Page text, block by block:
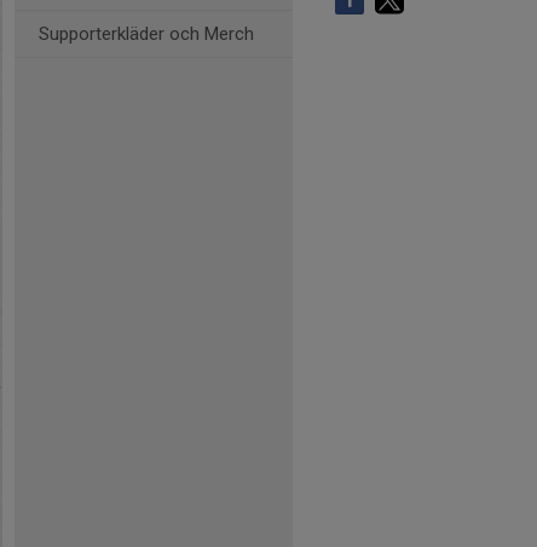
Supporterkläder och Merch